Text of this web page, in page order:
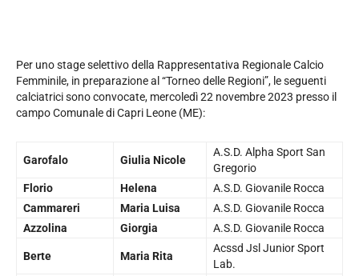
Per uno stage selettivo della Rappresentativa Regionale Calcio
Femminile, in preparazione al “Torneo delle Regioni”, le seguenti
calciatrici sono convocate, mercoledì 22 novembre 2023 presso il
campo Comunale di Capri Leone (ME):
Garofalo Giulia Nicole
A.S.D. Alpha Sport San
Gregorio
Florio
Helena
A.S.D. Giovanile Rocca
Cammareri
Maria Luisa
A.S.D. Giovanile Rocca
Azzolina
Giorgia A.S.D. Giovanile Rocca
Berte Maria Rita
Acssd Jsl Junior Sport
Lab.